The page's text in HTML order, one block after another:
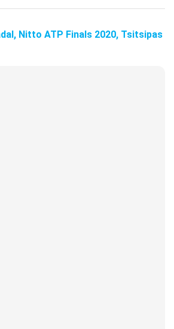
Nitto ATP Finals 2020, Tsitsipas